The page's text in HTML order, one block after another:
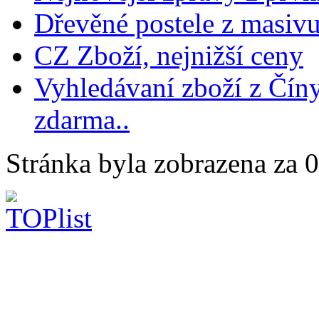
Dřevěné postele z
CZ Zboží, nejnižší ceny
Vyhledávaní zboží z
zdarma..
Stránka byla zobrazena za